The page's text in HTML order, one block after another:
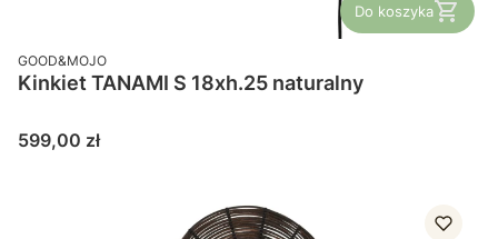
Do koszyka
PRODUCENT
GOOD&MOJO
Kinkiet TANAMI S 18xh.25 naturalny
Cena
599,00 zł